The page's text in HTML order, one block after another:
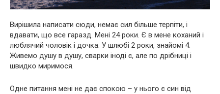
Вирішила написати сюди, немає сил більше терпіти, і
вдавати, що все гаразд. Мені 24 роки. Є в мене коханий і
люблячий чоловік і дочка. У шлюбі 2 роки, знайомі 4.
Живемо душу в душу, сварки іноді є, але по дрібниці і
швидко миримося.
Одне питання мені не дає спокою – у нього є син від